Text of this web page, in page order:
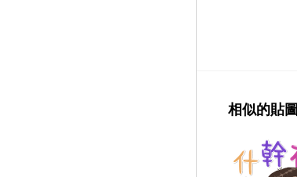
相似的貼圖